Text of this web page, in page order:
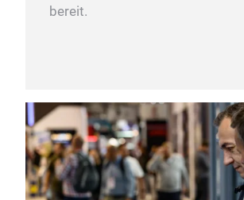
bereit.